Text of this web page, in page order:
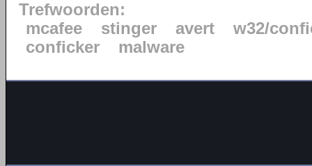
Trefwoorden:
mcafee
stinger avert
w32/
conficker
malware